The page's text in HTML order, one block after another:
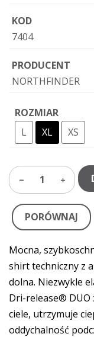
KOD
7404
PRODUCENT
NORTHFINDER
ROZMIAR
L
XL XS
1
PORÓWNAJ
Mocna,
shirt techniczny z
dolna. Niezwykle
Dri-release® DUO
ciele, utrzymuje
oddychalność